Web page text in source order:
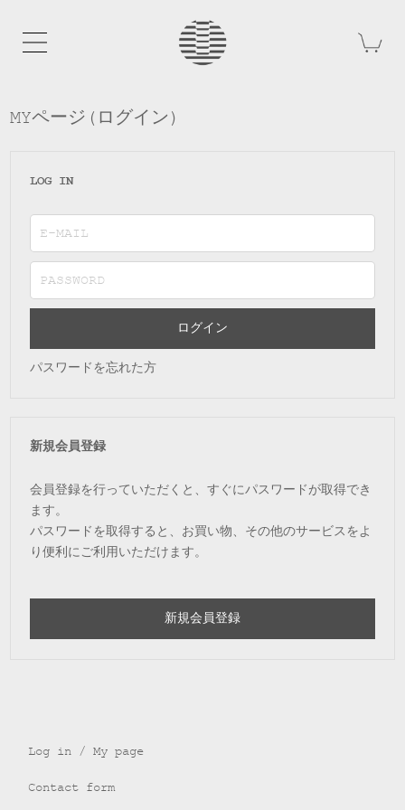
MYページ(ログイン)
LOG IN
ログイン
パスワードを忘れた方
新規会員登録
会員登録を行っていただくと、すぐにパスワードが取得でき
ます。
パスワードを取得すると、お買い物、その他のサービスをよ
り便利にご利用いただけます。
新規会員登録
Log in / My page
Contact form